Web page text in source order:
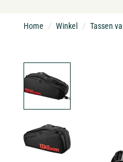
Home / Winkel / Tassen